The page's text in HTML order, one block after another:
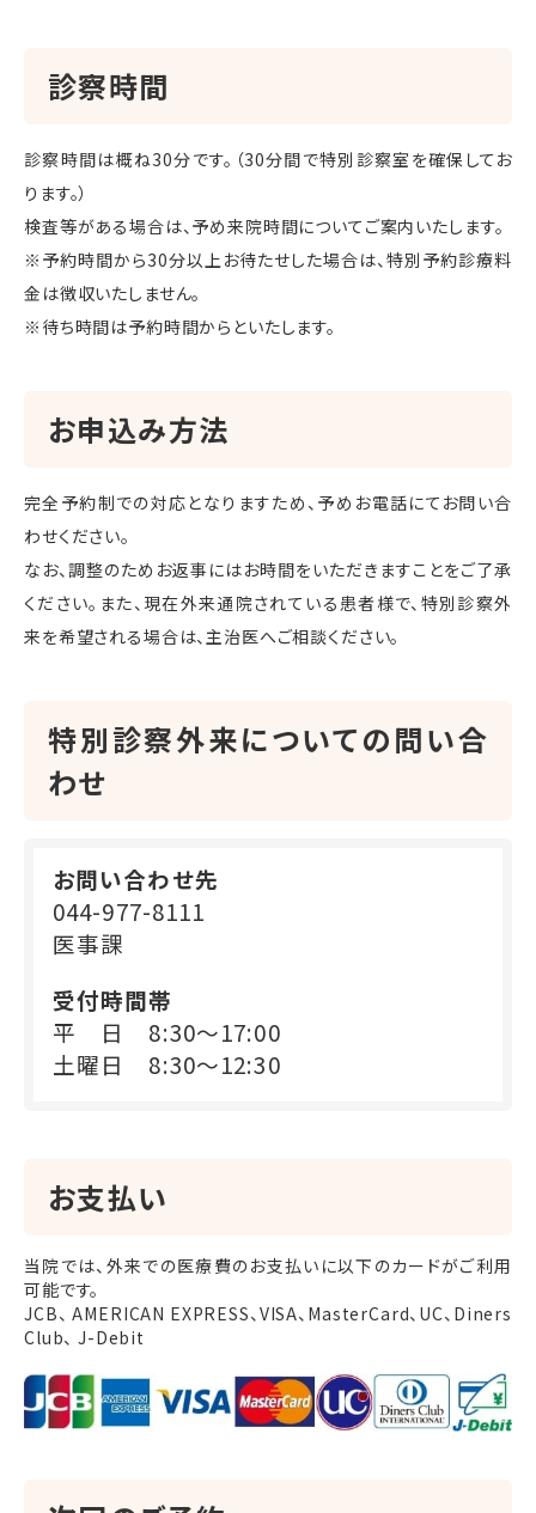
診察時間
診察時間は概ね30分です。（30分間で特別診察室を確保してお
ります。）
検査等がある場合は、予め来院時間についてご案内いたします。
※予約時間から30分以上お待たせした場合は、特別予約診療料
金は徴収いたしません。
※待ち時間は予約時間からといたします。
お申込み方法
完全予約制での対応となりますため、予めお電話にてお問い合
わせください。
なお、調整のためお返事にはお時間をいただきますことをご了承
ください。また、現在外来通院されている患者様で、特別診察外
来を希望される場合は、主治医へご相談ください。
特別診察外来についての問い合
わせ
お問い合わせ先
044-977-8111
医事課
受付時間帯
平 日 8:30～17:00
土曜日 8:30～12:30
お支払い
当院では、外来での医療費のお支払いに以下のカードがご利用
可能です。
JCB、 AMERICAN EXPRESS、VISA、MasterCard、UC、Diners
Club、 J-Debit